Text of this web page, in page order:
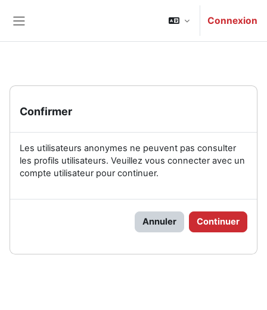
Connexion
Confirmer
Les utilisateurs anonymes ne peuvent pas consulter
les profils utilisateurs. Veuillez vous connecter avec un
compte utilisateur pour continuer.
Annuler Continuer